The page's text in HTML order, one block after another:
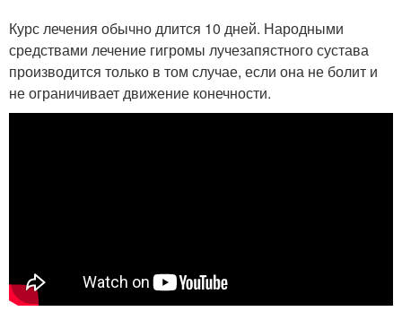
Курс лечения обычно длится 10 дней. Народными
средствами лечение гигромы лучезапястного сустава
производится только в том случае, если она не болит и
не ограничивает движение конечности.